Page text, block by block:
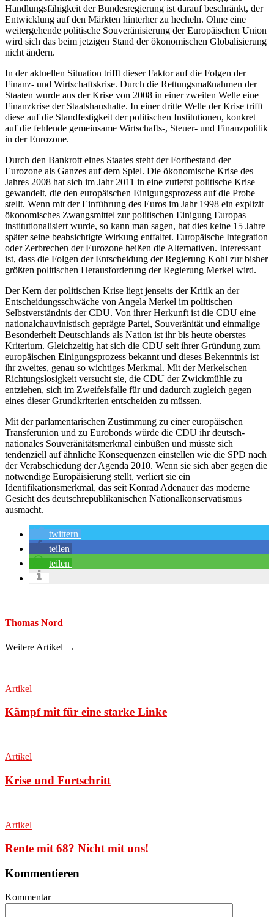
Handlungsfähigkeit der Bundesregierung ist darauf beschränkt, der
Entwicklung auf den Märkten hinterher zu hecheln. Ohne eine
weitergehende politische Souveränisierung der Europäischen Union
wird sich das beim jetzigen Stand der ökonomischen Globalisierung
nicht ändern.
In der aktuellen Situation trifft dieser Faktor auf die Folgen der
Finanz- und Wirtschaftskrise. Durch die Rettungsmaßnahmen der
Staaten wurde aus der Krise von 2008 in einer zweiten Welle eine
Finanzkrise der Staatshaushalte. In einer dritte Welle der Krise trifft
diese auf die Standfestigkeit der politischen Institutionen, konkret
auf die fehlende gemeinsame Wirtschafts-, Steuer- und Finanzpolitik
in der Eurozone.
Durch den Bankrott eines Staates steht der Fortbestand der
Eurozone als Ganzes auf dem Spiel. Die ökonomische Krise des
Jahres 2008 hat sich im Jahr 2011 in eine zutiefst politische Krise
gewandelt, die den europäischen Einigungsprozess auf die Probe
stellt. Wenn mit der Einführung des Euros im Jahr 1998 ein explizit
ökonomisches Zwangsmittel zur politischen Einigung Europas
institutionalisiert wurde, so kann man sagen, hat dies keine 15 Jahre
später seine beabsichtigte Wirkung entfaltet. Europäische Integration
oder Zerbrechen der Eurozone heißen die Alternativen. Interessant
ist, dass die Folgen der Entscheidung der Regierung Kohl zur bisher
größten politischen Herausforderung der Regierung Merkel wird.
Der Kern der politischen Krise liegt jenseits der Kritik an der
Entscheidungsschwäche von Angela Merkel im politischen
Selbstverständnis der CDU. Von ihrer Herkunft ist die CDU eine
nationalchauvinistisch geprägte Partei, Souveränität und einmalige
Besonderheit Deutschlands als Nation ist ihr bis heute oberstes
Kriterium. Gleichzeitig hat sich die CDU seit ihrer Gründung zum
europäischen Einigungsprozess bekannt und dieses Bekenntnis ist
ihr zweites, genau so wichtiges Merkmal. Mit der Merkelschen
Richtungslosigkeit versucht sie, die CDU der Zwickmühle zu
entziehen, sich im Zweifelsfalle für und dadurch zugleich gegen
eines dieser Grundkriterien entscheiden zu müssen.
Mit der parlamentarischen Zustimmung zu einer europäischen
Transferunion und zu Eurobonds würde die CDU ihr deutsch-
nationales Souveränitätsmerkmal einbüßen und müsste sich
tendenziell auf ähnliche Konsequenzen einstellen wie die SPD nach
der Verabschiedung der Agenda 2010. Wenn sie sich aber gegen die
notwendige Europäisierung stellt, verliert sie ein
Identifikationsmerkmal, das seit Konrad Adenauer das moderne
Gesicht des deutschrepublikanischen Nationalkonservatismus
ausmacht.
twittern
teilen
teilen
Thomas Nord
Weitere Artikel →
Artikel
Kämpf mit für eine starke Linke
Artikel
Krise und Fortschritt
Artikel
Rente mit 68? Nicht mit uns!
Kommentieren
Kommentar